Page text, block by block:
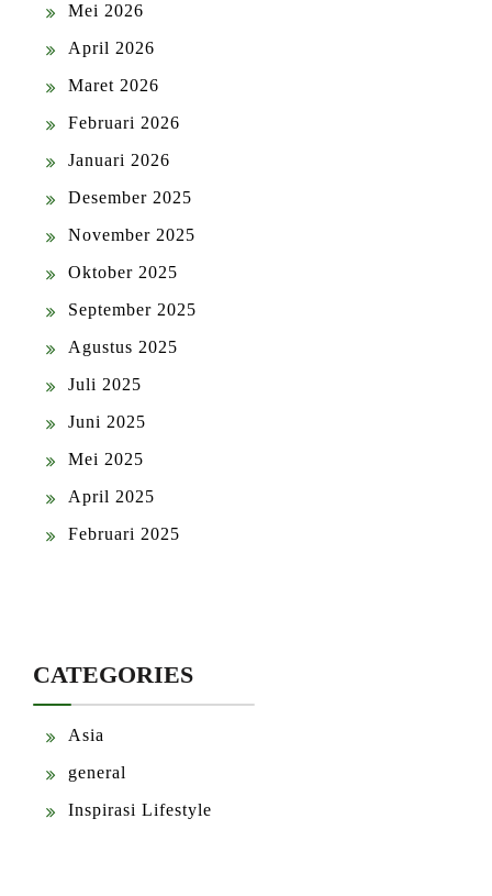
Mei 2026
April 2026
Maret 2026
Februari 2026
Januari 2026
Desember 2025
November 2025
Oktober 2025
September 2025
Agustus 2025
Juli 2025
Juni 2025
Mei 2025
April 2025
Februari 2025
CATEGORIES
Asia
general
Inspirasi Lifestyle